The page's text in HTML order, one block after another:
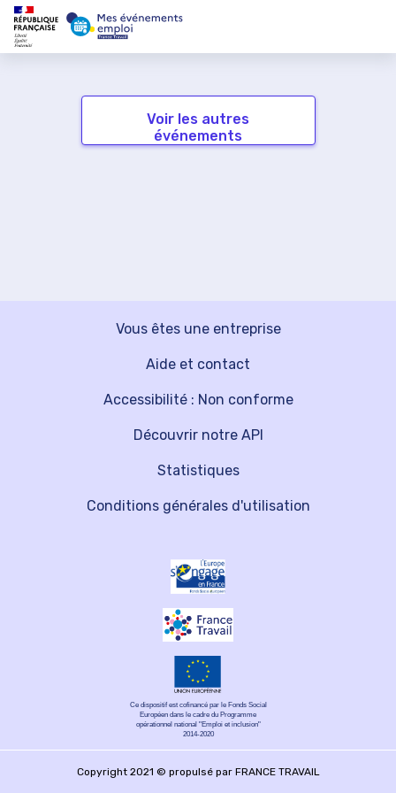
Voir les autres
événements
Vous êtes une entreprise
Découvrir notre API
Aide et contact
Statistiques
Accessibilité : Non conforme
Conditions générales d'utilisation
Ce dispositif est cofinancé par le Fonds Social
Européen dans le cadre du Programme
opérationnel national "Emploi et inclusion"
2014-2020
Copyright 2021 © propulsé par FRANCE TRAVAIL